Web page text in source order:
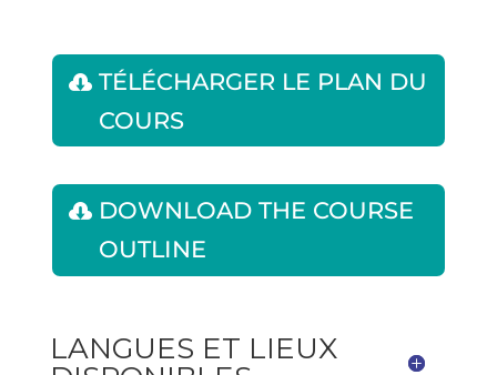
TÉLÉCHARGER LE PLAN DU
COURS
DOWNLOAD THE COURSE
OUTLINE
LANGUES ET LIEUX